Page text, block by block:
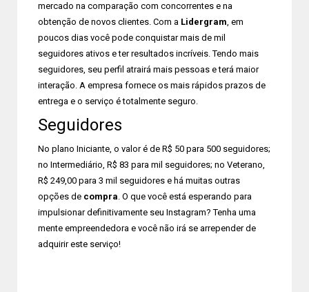
mercado na comparação com concorrentes e na
obtenção de novos clientes. Com a Lidergram, em
poucos dias você pode conquistar mais de mil
seguidores ativos e ter resultados incríveis. Tendo mais
seguidores, seu perfil atrairá mais pessoas e terá maior
interação. A empresa fornece os mais rápidos prazos de
entrega e o serviço é totalmente seguro.
Seguidores
No plano Iniciante, o valor é de R$ 50 para 500 seguidores;
no Intermediário, R$ 83 para mil seguidores; no Veterano,
R$ 249,00 para 3 mil seguidores e há muitas outras
opções de compra. O que você está esperando para
impulsionar definitivamente seu Instagram? Tenha uma
mente empreendedora e você não irá se arrepender de
adquirir este serviço!